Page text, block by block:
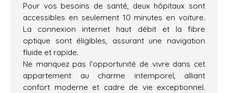
Pour vos besoins de santé, deux hôpitaux sont
accessibles en seulement 10 minutes en voiture.
La connexion internet haut débit et la fibre
optique sont éligibles, assurant une navigation
fluide et rapide.
Ne manquez pas l'opportunité de vivre dans cet
appartement au charme intemporel, alliant
confort moderne et cadre de vie exceptionnel.